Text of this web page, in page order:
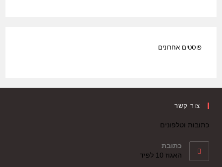
פוסטים אחרונים
צור קשר
כתובות וטלפונים
כתובת
האגוז 10 לפיד